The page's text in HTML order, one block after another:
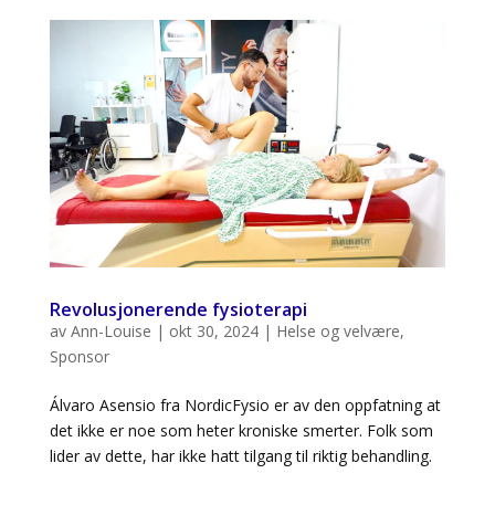
Revolusjonerende fysioterapi
av Ann-Louise | okt 30, 2024| Helse og velvære,
Sponsor
Álvaro Asensio fra NordicFysio er av den oppfatning at
det ikke er noe som heter kroniske smerter. Folk som
lider av dette, har ikke hatt tilgang til riktig behandling.